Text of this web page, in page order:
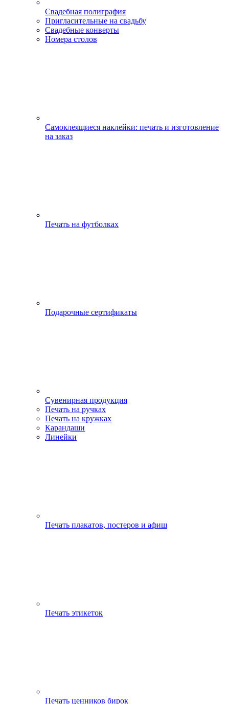
Свадебная полиграфия
Пригласительные на свадьбу
Свадебные конверты
Номера столов
Самоклеящиеся наклейки: печать и изготовление
на заказ
Печать на футболках
Подарочные сертификаты
Сувенирная продукция
Печать на ручках
Печать на кружках
Карандаши
Линейки
Печать плакатов, постеров и афиш
Печать этикеток
Печать ценников бирок